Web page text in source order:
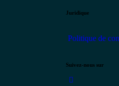
Juridique
Politique de
Suivez-nous sur